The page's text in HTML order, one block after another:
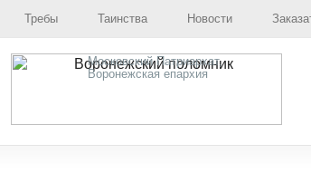
Требы Таинства Новости
Московский Патриархат,
Воронежская епархия